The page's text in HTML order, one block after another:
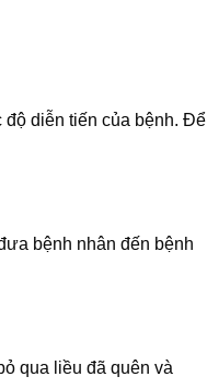
độ diễn tiến của bệnh. Để
bệnh nhân đến bệnh
qua liều đã quên và